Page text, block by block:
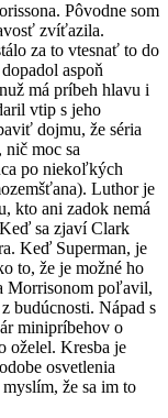
Pôvodne som
zvíťazila.
za to vtesnať to do
aspoň
má príbeh hlavu i
vtip s jeho
dojmu, že séria
nič moc sa
po niekoľkých
Luthor je
kto ani zadok nemá
sa zjaví Clark
Keď Superman, je
to, že je možné ho
Morrisonom poľavil,
budúcnosti. Nápad s
minipríbehov o
oželel. Kresba je
osvetlenia
že sa im to